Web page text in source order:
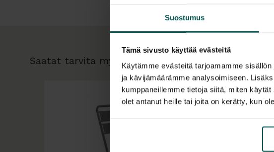
Suostumus
Tämä sivusto käyttää evästeitä
Käytämme evästeitä tarjoamamme
ja kävijämäärämme analysoimiseen.
kumppaneillemme tietoja siitä, miten
olet antanut heille tai joita on kerätty, kun
Saatat tarvita myös: